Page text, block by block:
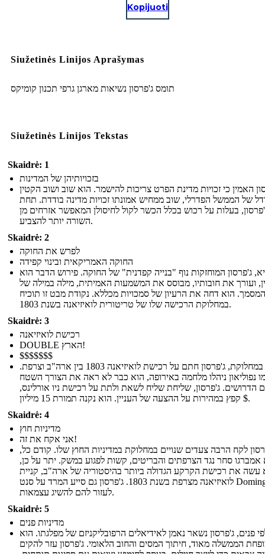
Kopijuoti
Siužetinės Linijos Aprašymas
תומס ג'פרסון נשיאות מארגן גרפי תכנון קומיקס
Siužetinės Linijos Tekstas
Skaidrė: 1
בזכויותיהן של המדינות
האמין כי זכויות מדינת הפרט צריכות להישמר. הוא שוב ושוב הקטין
של הממשל הפדרלי, שוב ממחיש אמונתו זכויות מדינה בודדת. תחת
בעלות על רכוש בכלל הכשר לקול לחיסולן המאפשר אזרחים מן
השורה יותר להצביע.
Skaidrė: 2
לפרש את החוקה
החוקה האמריקאית ובינוי קפידה
ג'פרסון המוחזקות נוף "בנייה קפדנית" של החוקה. פירוש הדבר הוא
ועורך את חובותיו, מבוסס את המשמעות האמיתית, מילה במילה של
המסמך. הוא דחה את הרעיון של סמכויות מכללא. נקודת מבט זו תוכיח
במחלוקת הרכישה שלו של טריטורית לואיזיאנה בשנת 1803.
Skaidrė: 3
רכישת לואיזיאנה
DOUBLE הארץ!
$$$$$$$
למרות במחלוקת, ג'פרסון חתם על רכישת לואיזיאנה 1803 בין ארה"ב וצרפת.
נפוליאון ניהלו מלחמה באירופה, הוא כבר לא ראה את הצורך השטח
הדרושים. ג'פרסון, שליחת שליח לשאת ולתת על רכישת ניו אורלינס,
קפץ במהירות על ההצעה של העניין. הוא נקנה תמורת 15 מיליון $.
Skaidrė: 4
מדיניות חוץ
אני אקח את זה!
לקח הרבה צעדים שנויים במחלוקת במדיניות החוץ שלו. קודם כל,
אמברגו סחר נגד הצרפתים והבריטים, קשות לפגוע במשק. יתר על כן,
עשה את רכישת הקרקע הגדולה ביותר בהיסטוריה של ארה"ב, קניית
לואיזיאנה מצרפת בשנת 1803. ג'פרסון גם סייע המרד על סנט Domingue,
לעזור להם להשיג עצמאות.
Skaidrė: 5
מדיניות פנים
פנים, ג'פרסון נשאר נאמן לאידיאלים הרפובליקניזם של מפלגתו. הוא
הממשלה מאוד, חיתוך המסים והחוב הלאומי. ג'פרסון עזר להקים